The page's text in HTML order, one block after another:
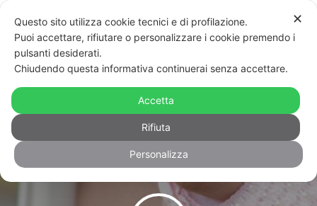
Pistoia: “Hanno fatto l’eterologa,
sono entrambe mamme fin dalla
nascita del bimbo”
✕
Questo sito utilizza cookie tecnici e di profilazione.
Puoi accettare, rifiutare o personalizzare i cookie premendo i
pulsanti desiderati.
Chiudendo questa informativa continuerai senza accettare.
Accetta
Rifiuta
Personalizza